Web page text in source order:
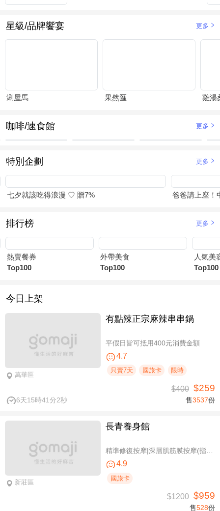
星級/品牌饗宴 更多
涮屋馬 果然匯 雞湯
咖啡/速食館 更多
特別企劃 更多
七夕就該吃得浪漫 ♡ 贈7% 爸爸請上座！
排行榜 更多
熱賣餐券
Top100
外帶美食
Top100
人氣美
Top100
今日上架
萬華區
有點辣正宗麻辣串串鍋
平假日皆可抵用400元消費金額
4.7
只賣7天 國旅卡 限時
6天15時41分1秒
$400 $259
售3537份
新莊區
長青養身館
4.9
國旅卡
$1200 $959
售528份